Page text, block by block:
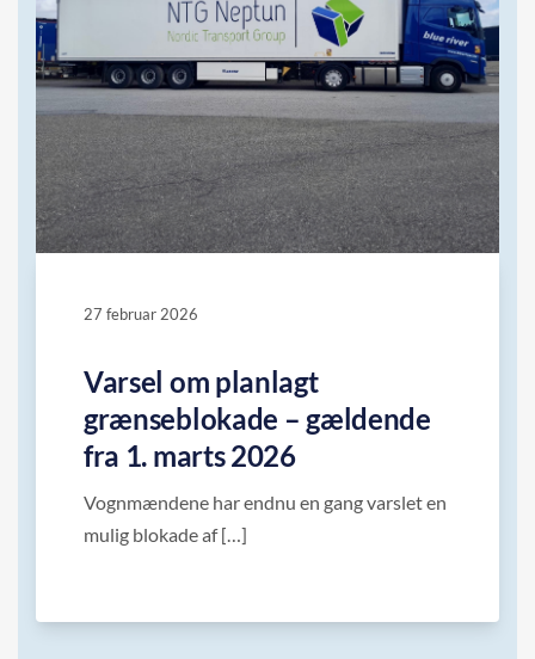
27 februar 2026
Varsel om planlagt
grænseblokade – gældende
fra 1. marts 2026
Vognmændene har endnu en gang varslet en
mulig blokade af […]